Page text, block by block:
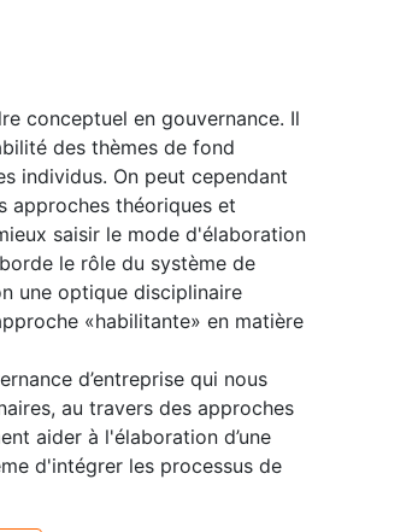
conceptuel en gouvernance. Il
des thèmes de fond
individus. On peut cependant
approches théoriques et
saisir le mode d'élaboration
le rôle du système de
une optique disciplinaire
«habilitante» en matière
d’entreprise qui nous
au travers des approches
aider à l'élaboration d’une
d'intégrer les processus de